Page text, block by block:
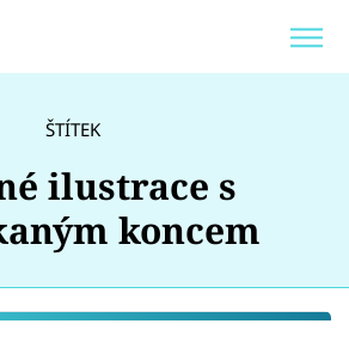
ŠTÍTEK
ilustrace s
koncem